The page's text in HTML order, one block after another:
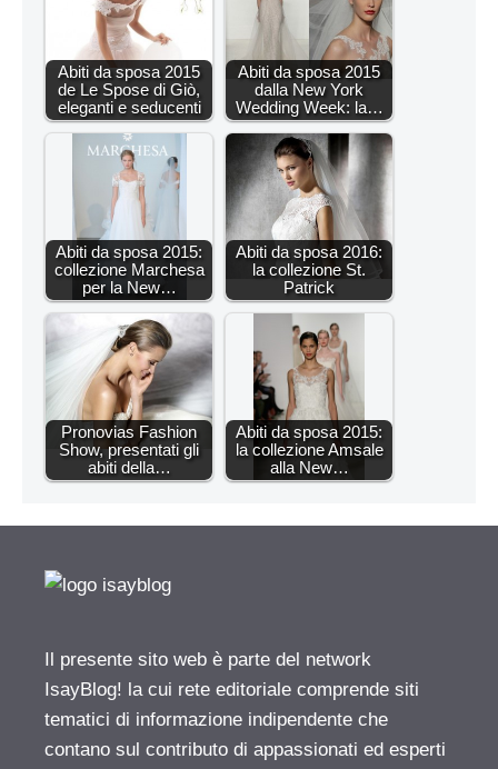
Abiti da sposa 2015
de Le Spose di Giò,
eleganti e seducenti
Abiti da sposa 2015
dalla New York
Wedding Week: la…
Abiti da sposa 2015:
collezione Marchesa
per la New…
Abiti da sposa 2016:
la collezione St.
Patrick
Pronovias Fashion
Show, presentati gli
abiti della…
Abiti da sposa 2015:
la collezione Amsale
alla New…
Il presente sito web è parte del network
IsayBlog! la cui rete editoriale comprende siti
tematici di informazione indipendente che
contano sul contributo di appassionati ed esperti